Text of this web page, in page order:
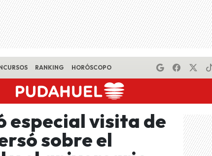
RANKING HORÓSCOPO
especial visita de
sobre el